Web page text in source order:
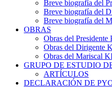
Breve biografía del
Breve biografía del
Breve biografía del
OBRAS
Obras del
Obras del Dirigente
Obras del Mariscal
GRUPO DE ESTUDIO
ARTÍCULOS
DECLARACIÓN DE